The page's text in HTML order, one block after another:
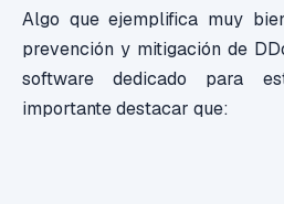
Algo que ejemplifica muy
prevención y mitigación de
software dedicado para
importante destacar que: